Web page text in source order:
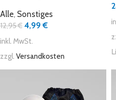
Alle, Sonstiges
12,95€ 4,99€
inkl. MwSt.
zzgl. Versandkosten